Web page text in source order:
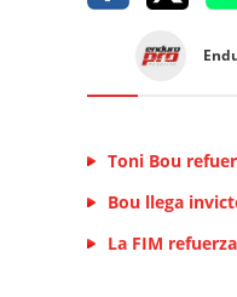
Toni Bou
Bou llega
La FIM